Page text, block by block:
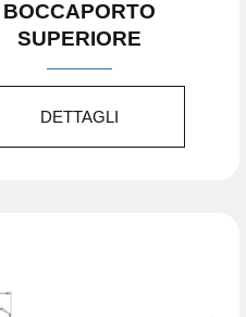
BOCCAPORTO
SUPERIORE
DETTAGLI